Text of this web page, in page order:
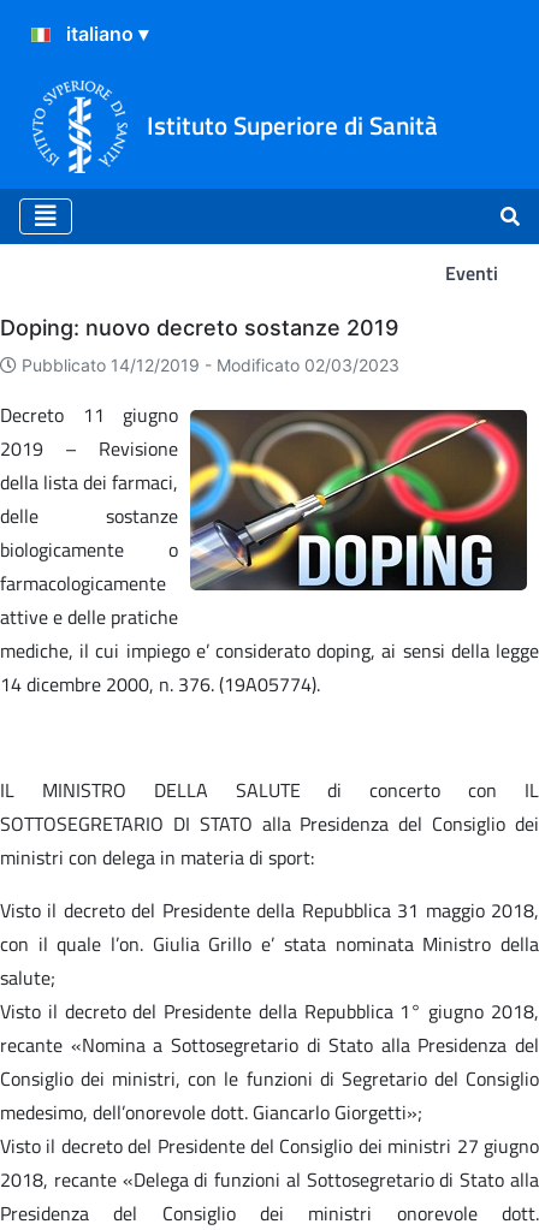
Istituto Superiore di Sanità
Eventi
Eventi
Doping: nuovo decreto sostanze 2019
Pubblicato 14/12/2019 - Modificato 02/03/2023
Decreto 11 giugno
2019 – Revisione
della lista dei farmaci,
delle sostanze
biologicamente o
farmacologicamente
attive e delle pratiche
mediche, il cui impiego e’ considerato doping, ai sensi della legge
14 dicembre 2000, n. 376. (19A05774).
IL MINISTRO DELLA SALUTE di concerto con IL
SOTTOSEGRETARIO DI STATO alla Presidenza del Consiglio dei
ministri con delega in materia di sport:
Visto il decreto del Presidente della Repubblica 31 maggio 2018,
con il quale l’on. Giulia Grillo e’ stata nominata Ministro della
salute;
Visto il decreto del Presidente della Repubblica 1° giugno 2018,
recante «Nomina a Sottosegretario di Stato alla Presidenza del
Consiglio dei ministri, con le funzioni di Segretario del Consiglio
medesimo, dell’onorevole dott. Giancarlo Giorgetti»;
Visto il decreto del Presidente del Consiglio dei ministri 27 giugno
2018, recante «Delega di funzioni al Sottosegretario di Stato alla
Presidenza del Consiglio dei ministri onorevole dott.